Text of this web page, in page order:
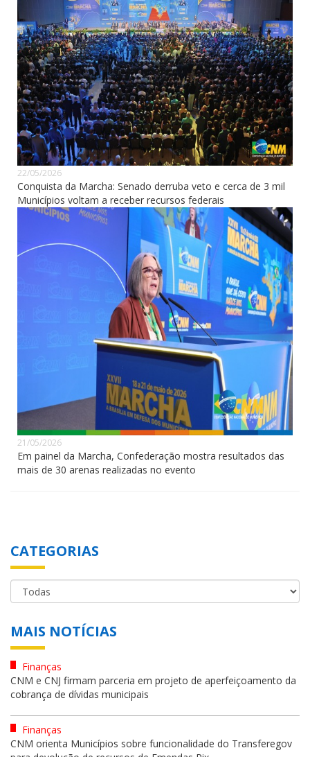
22/05/2026
Conquista da Marcha: Senado derruba veto e cerca de 3 mil
Municípios voltam a receber recursos federais
21/05/2026
Em painel da Marcha, Confederação mostra resultados das
mais de 30 arenas realizadas no evento
CATEGORIAS
MAIS NOTÍCIAS
Finanças
CNM e CNJ firmam parceria em projeto de aperfeiçoamento da
cobrança de dívidas municipais
Finanças
CNM orienta Municípios sobre funcionalidade do Transferegov